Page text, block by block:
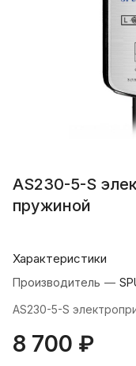
AS230-5-S
пружиной
Характеристики
Производитель —
AS230-5-S
8 700 ₽